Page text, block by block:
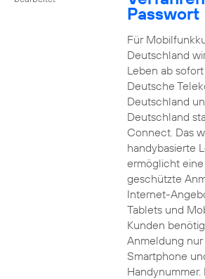
Passwort
Für
Deutschland
Leben ab
Deutsche
Deutschland
Deutschland
Connect. Das
handybasierte
ermöglicht
geschützte
Internet-
Tablets und
Kunden
Anmeldung
Smartphone
Handynummer.